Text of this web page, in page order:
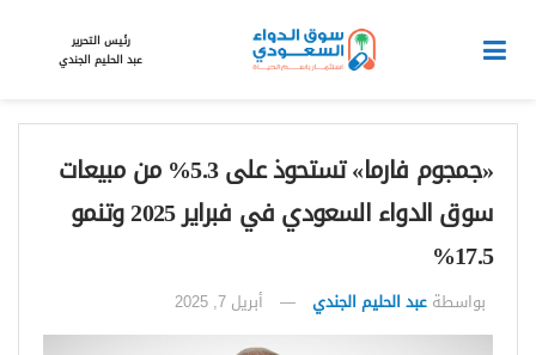
رئيس التحرير
عبد الحليم الجندي
«جمجوم فارما» تستحوذ على 5.3% من مبيعات
سوق الدواء السعودي في فبراير 2025 وتنمو
17.5%
بواسطة عبد الحليم الجندي أبريل 7, 2025